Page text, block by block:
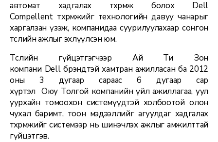
автомат хадгалах төхөөрөмж болох Dell
Compellent төхөөрөмжийг технологийн давуу чанарыг
харгалзан үзэж, компанидаа суурилуулахаар сонгон
төслийн ажлыг эхлүүлсэн юм.
Төслийн гүйцэтгэгчээр Ай Ти Зон
компани Dell брэндтэй хамтран ажилласан ба 2012
оны 3 дугаар сараас 6 дугаар сар
хүртэл Оюу Толгой компанийн үйл ажиллагаа, уул
уурхайн томоохон системүүдтэй холбоотой олон
чухал баримт, тоон мэдээллийг агуулдаг хадгалах
төхөөрөмжийг системээр нь шинэчлэх ажлыг амжилттай
гүйцэтгэв.